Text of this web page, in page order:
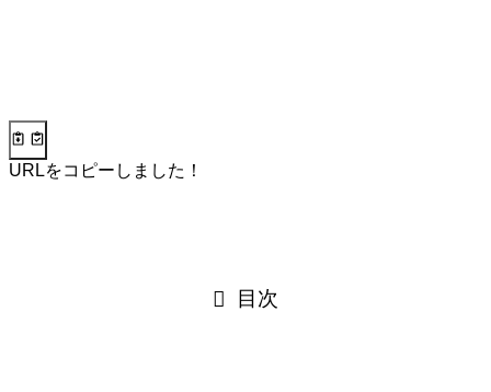
URLをコピーしました！
目次